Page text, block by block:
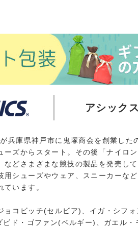
アシックス
兵庫県神戸市に鬼塚商会を創業した
ーズからスタート。その後「ナイロ
などさまざまな競技の製品を発売し
用シューズやウェア、スニーカーな
います。
ョコビッチ(セルビア)、イガ・シフ
ド・ゴファン(ベルギー)、ガエル